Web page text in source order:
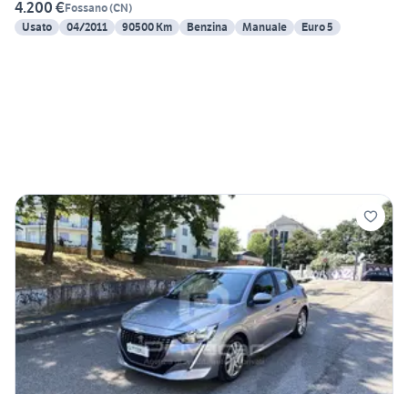
4.200 €Fossano(CN)
Usato
04/2011 90500 Km Benzina Manuale Euro 5